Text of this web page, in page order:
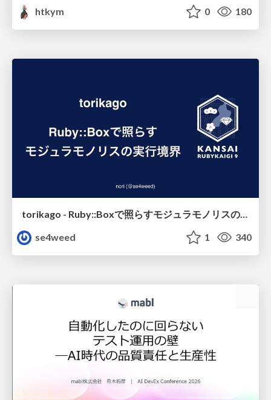
htkym
0 180
se4weed
1 340